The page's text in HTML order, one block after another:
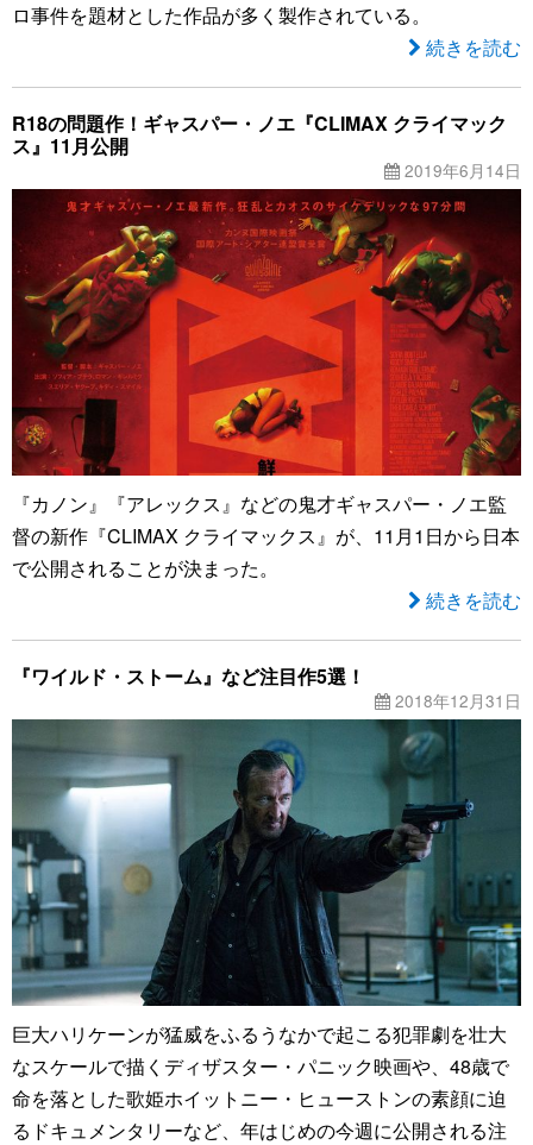
ロ事件を題材とした作品が多く製作されている。
続きを読む
R18の問題作！ギャスパー・ノエ『CLIMAX クライマック
ス』11月公開
2019年6月14日
『カノン』『アレックス』などの鬼才ギャスパー・ノエ監
督の新作『CLIMAX クライマックス』が、11月1日から日本
で公開されることが決まった。
続きを読む
『ワイルド・ストーム』など注目作5選！
2018年12月31日
巨大ハリケーンが猛威をふるうなかで起こる犯罪劇を壮大
なスケールで描くディザスター・パニック映画や、48歳で
命を落とした歌姫ホイットニー・ヒューストンの素顔に迫
るドキュメンタリーなど、年はじめの今週に公開される注